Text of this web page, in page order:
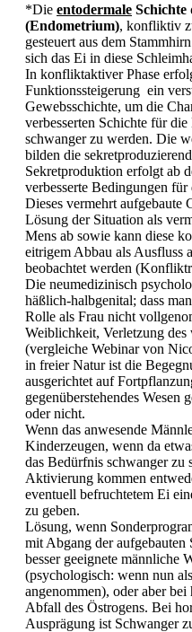
*Die entodermale Schichte
(Endometrium), konfliktiv
gesteuert aus dem
sich das Ei in diese
In konfliktaktiver Phase
Funktionssteigerung ­ ein
Gewebsschichte, um die
verbesserten Schichte für
schwanger zu werden. Die
bilden die
Sekretproduktion erfolgt ab
verbesserte Bedingungen
Dieses vermehrt aufgebaute
Lösung der Situation als
Mens ab sowie kann diese
eitrigem Abbau als Ausfluss
beobachtet werden
Die neumedizinisch
häßlich-halbgenital; dass
Rolle als Frau nicht
Weiblichkeit, Verletzung
(vergleiche Webinar von
in freier Natur ist die
ausgerichtet auf
gegenüberstehendes Wesen
oder nicht.
Wenn das anwesende
Kinderzeugen, wenn da
das Bedürfnis schwanger zu
Aktivierung kommen
eventuell befruchtetem Ei
zu geben.
Lösung, wenn
mit Abgang der aufgebauten
besser geeignete männliche
(psychologisch: wenn nun
angenommen), oder aber
Abfall des Östrogens. Bei
Ausprägung ist Schwanger